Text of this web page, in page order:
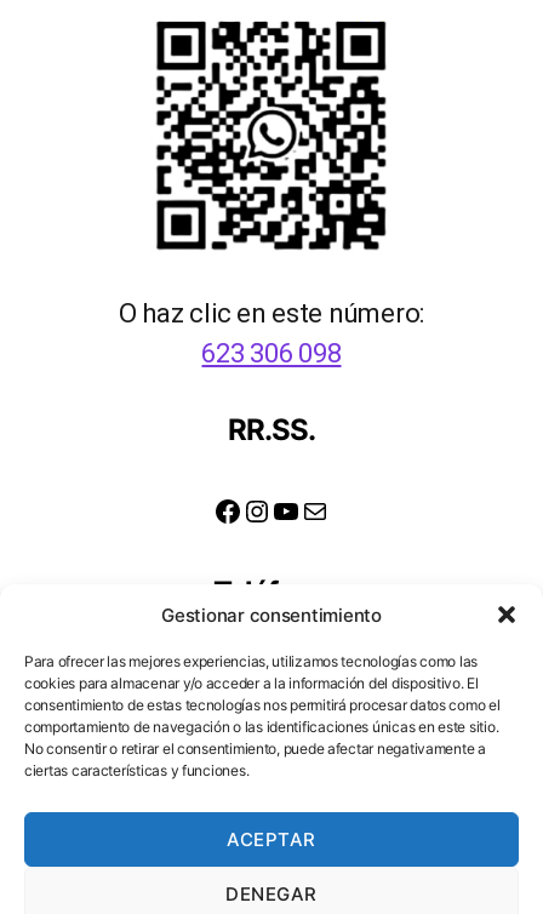
Gestionar consentimiento
Para ofrecer las mejores experiencias, utilizamos tecnologías como las
cookies para almacenar y/o acceder a la información del dispositivo. El
consentimiento de estas tecnologías nos permitirá procesar datos como el
comportamiento de navegación o las identificaciones únicas en este sitio.
No consentir o retirar el consentimiento, puede afectar negativamente a
ciertas características y funciones.
ACEPTAR
DENEGAR
O haz clic en este número:
623 306 098
RR.SS.
Facebook
Instagram
YouTube
Correo electrónico
Teléfono
623 306 098
Dirección
48003 Bilbao